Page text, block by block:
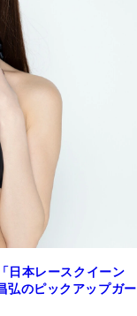
日本レースクイーン
弘のピックアップガー